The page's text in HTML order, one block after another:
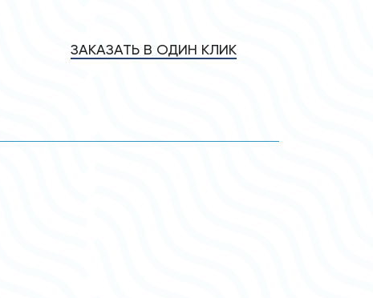
ЗАКАЗАТЬ В ОДИН КЛИК